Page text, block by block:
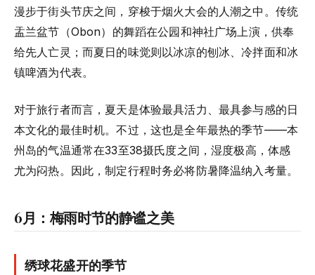
漫步于街头节庆之间，穿梭于烟火大会的人潮之中。传统
盂兰盆节（Obon）的舞蹈在公园和神社广场上演，供奉
给先人亡灵；而夏日的味觉则以冰凉的刨冰、冷拌面和冰
镇啤酒为代表。
对于旅行者而言，夏天是体验最具活力、最具参与感的日
本文化的最佳时机。不过，这也是全年最热的季节——本
州岛的气温通常在33至38摄氏度之间，湿度极高，体感
尤为闷热。因此，制定行程时务必将防暑降温纳入考量。
6月：梅雨时节的静谧之美
绣球花盛开的季节